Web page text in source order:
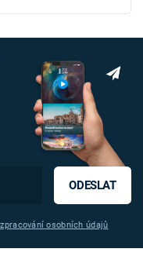
ODESLAT
osobních údajů